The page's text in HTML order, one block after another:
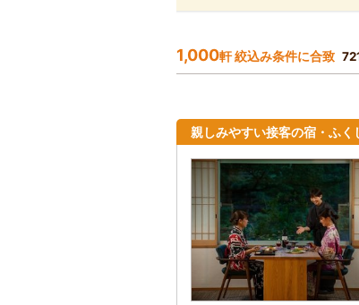
1,000軒 絞込み条件に合致
親しみやすい接客の宿・ふ